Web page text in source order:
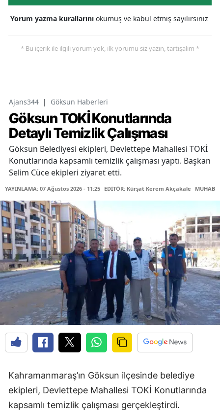
Yorum yazma kurallarını okumuş ve kabul etmiş sayılırsınız
* Bu içerik ile ilgili yorum yok, ilk yorumu siz yazın, tartışalım *
Ajans344 | Göksun Haberleri
Göksun TOKİ Konutlarında
Detaylı Temizlik Çalışması
Göksun Belediyesi ekipleri, Devlettepe Mahallesi TOKİ
Konutlarında kapsamlı temizlik çalışması yaptı. Başkan
Selim Cüce ekipleri ziyaret etti.
YAYINLAMA: 07 Ağustos 2026 - 11:25 EDİTÖR: Kürşat Kerem Akçakale
Kahramanmaraş’ın Göksun ilçesinde belediye
ekipleri, Devlettepe Mahallesi TOKİ Konutlarında
kapsamlı temizlik çalışması gerçekleştirdi.